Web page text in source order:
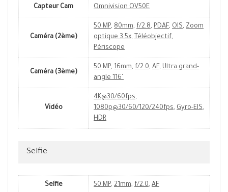
Capteur Cam Omnivision OV50E
Caméra (2ème)
50 MP, 80mm, f/2.8, PDAF, OIS, Zoom
optique 3.5x, Téléobjectif,
Périscope
Caméra (3ème)
50 MP, 16mm, f/2.0, AF, Ultra grand-
angle 116˚
Vidéo
4K@30/60fps,
1080p@30/60/120/240fps, Gyro-EIS,
HDR
Selfie
Selfie 50 MP, 21mm, f/2.0, AF